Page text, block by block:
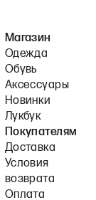
Магазин
Одежда
Обувь
Аксессуары
Новинки
Лукбук
Покупателям
Доставка
Условия
возврата
Оплата